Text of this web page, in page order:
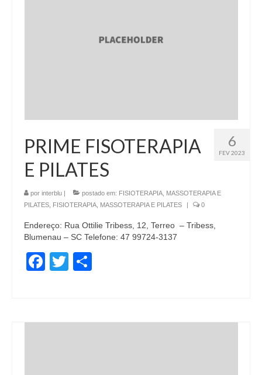
6
FEV 2023
PRIME FISOTERAPIA
E PILATES
por interblu | postado em: FISIOTERAPIA, MASSOTERAPIA E
PILATES FISIOTERAPIA, MASSOTERAPIA E PILATES | 0
Endereço: Rua Ottilie Tribess, 12, Terreo – Tribess,
Blumenau – SC Telefone: 47 99724-3137
Facebook
Twitter